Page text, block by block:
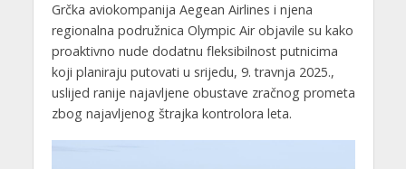
Grčka aviokompanija Aegean Airlines i njena
regionalna podružnica Olympic Air objavile su kako
proaktivno nude dodatnu fleksibilnost putnicima
koji planiraju putovati u srijedu, 9. travnja 2025.,
uslijed ranije najavljene obustave zračnog prometa
zbog najavljenog štrajka kontrolora leta.